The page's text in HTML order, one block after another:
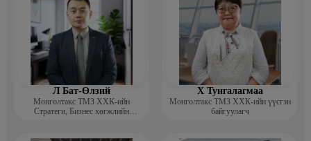
Л Бат-Өлзий
Монголтакс ТМЗ ХХК-ийн
Стратеги, Бизнес хөгжлийн
Х Тунгалагмаа
Монголтакс ТМЗ ХХК-ийн үүсгэн
байгуулагч